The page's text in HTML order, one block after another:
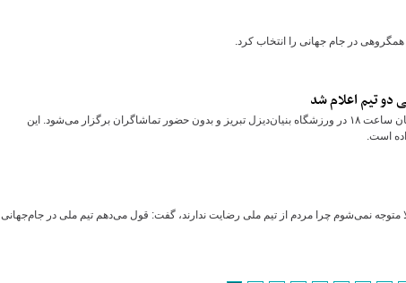
همگروهی در جام جهانی را انتخاب کرد.
دیدار حساس تراکتور و پرسپولیس از هفته نهم لیگ برتر، روز پنجشنبه ۸ آبان ساعت ۱۸ در ورزشگاه بنیان‌دیزل تبریز و بدون حضور تماشاگران برگزار می‌شود. این
است.
متوجه نمی‌شوم چرا مردم از تیم ملی رضایت ندارند، گفت: قول می‌دهم تیم ملی در جام‌جهانی